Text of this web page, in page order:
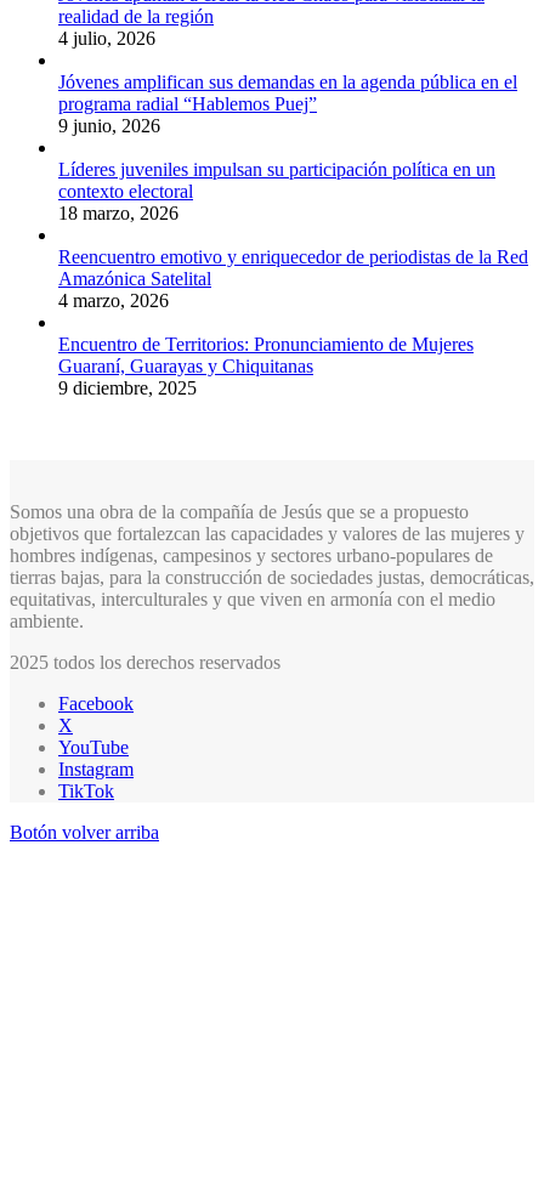
realidad de la región
4 julio, 2026
Jóvenes amplifican sus demandas en la agenda pública en el
programa radial “Hablemos Puej”
9 junio, 2026
Líderes juveniles impulsan su participación política en un
contexto electoral
18 marzo, 2026
Reencuentro emotivo y enriquecedor de periodistas de la Red
Amazónica Satelital
4 marzo, 2026
Encuentro de Territorios: Pronunciamiento de Mujeres
Guaraní, Guarayas y Chiquitanas
9 diciembre, 2025
Somos una obra de la compañía de Jesús que se a propuesto
objetivos que fortalezcan las capacidades y valores de las mujeres y
hombres indígenas, campesinos y sectores urbano-populares de
tierras bajas, para la construcción de sociedades justas, democráticas,
equitativas, interculturales y que viven en armonía con el medio
ambiente.
2025 todos los derechos reservados
Facebook
X
YouTube
Instagram
TikTok
Botón volver arriba